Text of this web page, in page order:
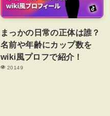
まっかの日常の正体は誰？
名前や年齢にカップ数を
wiki風プロフで紹介！
20149